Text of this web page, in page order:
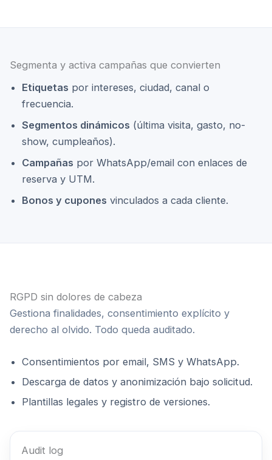
Segmenta y activa campañas que convierten
Etiquetas por intereses, ciudad, canal o
frecuencia.
Segmentos dinámicos (última visita, gasto, no-
show, cumpleaños).
Campañas por WhatsApp/email con enlaces de
reserva y UTM.
Bonos y cupones vinculados a cada cliente.
RGPD sin dolores de cabeza
Gestiona finalidades, consentimiento explícito y
derecho al olvido. Todo queda auditado.
Consentimientos por email, SMS y WhatsApp.
Descarga de datos y anonimización bajo solicitud.
Plantillas legales y registro de versiones.
Audit log